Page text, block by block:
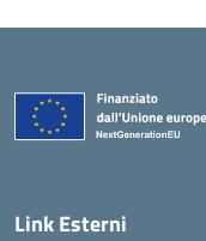
Link Esterni